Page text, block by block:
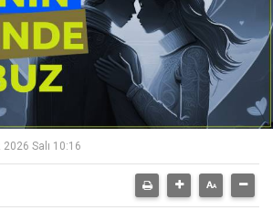
Salı 10:16